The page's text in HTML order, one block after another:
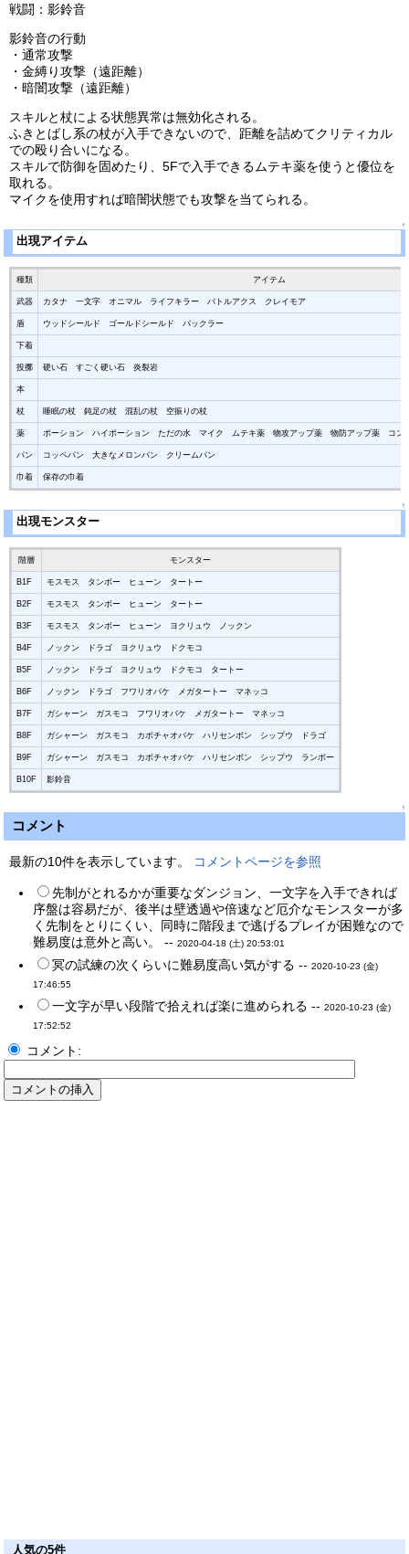
戦闘：影鈴音
影鈴音の行動
・通常攻撃
・金縛り攻撃（遠距離）
・暗闇攻撃（遠距離）
スキルと杖による状態異常は無効化される。
ふきとばし系の杖が入手できないので、距離を詰めてクリティカル
での殴り合いになる。
スキルで防御を固めたり、5Fで入手できるムテキ薬を使うと優位を
取れる。
マイクを使用すれば暗闇状態でも攻撃を当てられる。
↑
出現アイテム
種類 アイテム
武器 カタナ 一文字 オニマル ライフキラー バトルアクス クレイモア
盾 ウッドシールド ゴールドシールド バックラー
下着
投擲 硬い石 すごく硬い石 炎裂岩
本
杖 睡眠の杖 鈍足の杖 混乱の杖 空振りの杖
薬 ポーション ハイポーション ただの水 マイク ムテキ薬 物攻アップ薬 物防アップ薬 コ
パン コッペパン 大きなメロンパン クリームパン
巾着 保存の巾着
↑
出現モンスター
階層 モンスター
B1F モスモス タンボー ヒューン タートー
B2F モスモス タンボー ヒューン タートー
B3F モスモス タンボー ヒューン ヨクリュウ ノックン
B4F ノックン ドラゴ ヨクリュウ ドクモコ
B5F ノックン ドラゴ ヨクリュウ ドクモコ タートー
B6F ノックン ドラゴ フワリオバケ メガタートー マネッコ
B7F ガシャーン ガスモコ フワリオバケ メガタートー マネッコ
B8F ガシャーン ガスモコ カボチャオバケ ハリセンボン シップウ ドラゴ
B9F ガシャーン ガスモコ カボチャオバケ ハリセンボン シップウ ランボー
B10F 影鈴音
↑
コメント
最新の10件を表示しています。 コメントページを参照
先制がとれるかが重要なダンジョン、一文字を入手できれば
序盤は容易だが、後半は壁透過や倍速など厄介なモンスターが多
く先制をとりにくい、同時に階段まで逃げるプレイが困難なので
難易度は意外と高い。 --2020-04-18 (土) 20:53:01
冥の試練の次くらいに難易度高い気がする --2020-10-23 (金)
17:46:55
一文字が早い段階で拾えれば楽に進められる --2020-10-23 (金)
17:52:52
コメント:
人気の5件